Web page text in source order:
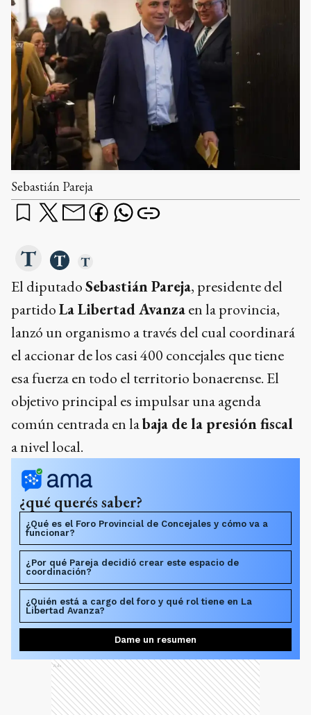
Sebastián Pareja
El diputadoSebastián Pareja, presidente del
partidoLa Libertad Avanzaen la provincia,
lanzó un organismo a través del cual coordinará
el accionar de los casi 400 concejales que tiene
esa fuerza en todo el territorio bonaerense. El
objetivo principal es impulsar una agenda
común centrada en labaja de la presión fiscal
a nivel local.
¿qué querés saber?
¿Qué es el Foro Provincial de Concejales y cómo va a
funcionar?
¿Por qué Pareja decidió crear este espacio de
coordinación?
¿Quién está a cargo del foro y qué rol tiene en La
Libertad Avanza?
Dame un resumen
Ads